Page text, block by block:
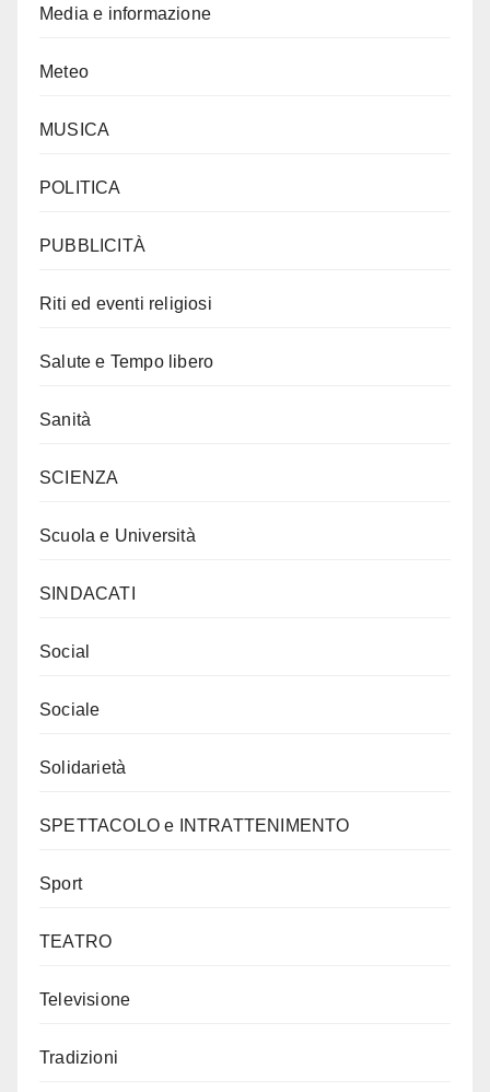
Media e informazione
Meteo
MUSICA
POLITICA
PUBBLICITÀ
Riti ed eventi religiosi
Salute e Tempo libero
Sanità
SCIENZA
Scuola e Università
SINDACATI
Social
Sociale
Solidarietà
SPETTACOLO e INTRATTENIMENTO
Sport
TEATRO
Televisione
Tradizioni